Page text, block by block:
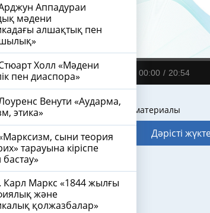
Аппадураи
мәдени
алшақтық пен
Холл «Мәдени
пен диаспора»
Венути «Аударма,
этика»
сыни теория
тарауына кіріспе
Карл Маркс «1844 жылғы
және
қолжазбалар»
00:00 20:54
Видеодәріс материалы
Дәрісті